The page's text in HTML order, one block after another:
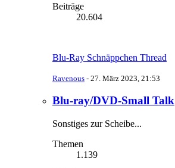
Beiträge
20.604
Blu-Ray Schnäppchen Thread
Ravenous - 27. März 2023, 21:53
Blu-ray/DVD-Small Talk
Sonstiges zur Scheibe...
Themen
1.139